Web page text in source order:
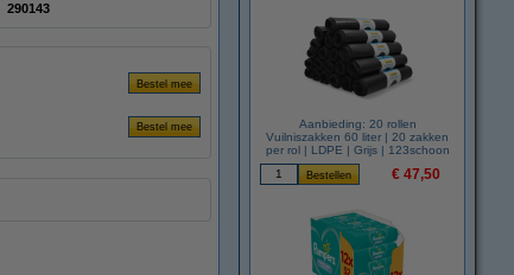
290143
Aanbieding: 20 rollen
Vuilniszakken 60 liter | 20 zakken
per rol | LDPE | Grijs | 123schoon
€ 47,50